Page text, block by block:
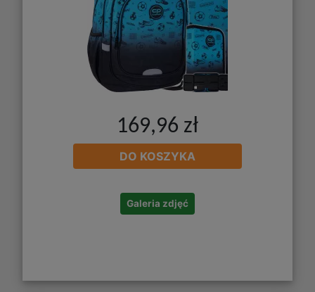
169,96 zł
DO KOSZYKA
Galeria zdjęć